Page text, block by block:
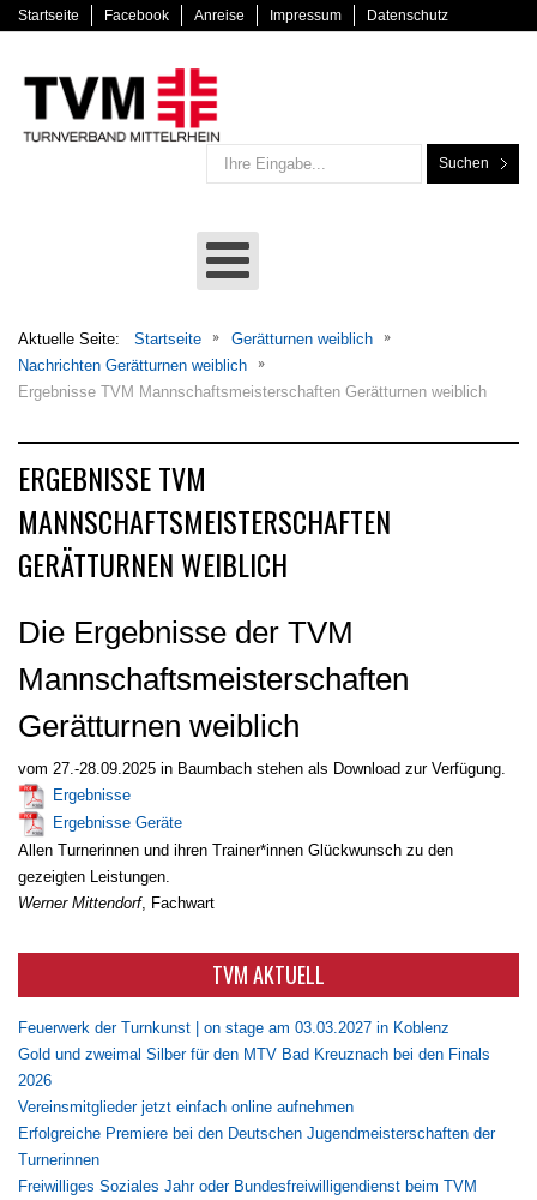
Startseite Facebook Anreise Impressum Datenschutz
Suchen
Aktuelle Seite: Startseite
Gerätturnen weiblich
Nachrichten Gerätturnen weiblich
Ergebnisse TVM Mannschaftsmeisterschaften Gerätturnen weiblich
ERGEBNISSE TVM
MANNSCHAFTSMEISTERSCHAFTEN
GERÄTTURNEN WEIBLICH
Die Ergebnisse der TVM
Mannschaftsmeisterschaften
Gerätturnen weiblich
vom 27.-28.09.2025 in Baumbach stehen als Download zur Verfügung.
Ergebnisse
Ergebnisse Geräte
Allen Turnerinnen und ihren Trainer*innen Glückwunsch zu den
gezeigten Leistungen.
Werner Mittendorf, Fachwart
TVM AKTUELL
Feuerwerk der Turnkunst | on stage am 03.03.2027 in Koblenz
Gold und zweimal Silber für den MTV Bad Kreuznach bei den Finals
2026
Vereinsmitglieder jetzt einfach online aufnehmen
Erfolgreiche Premiere bei den Deutschen Jugendmeisterschaften der
Turnerinnen
Freiwilliges Soziales Jahr oder Bundesfreiwilligendienst beim TVM